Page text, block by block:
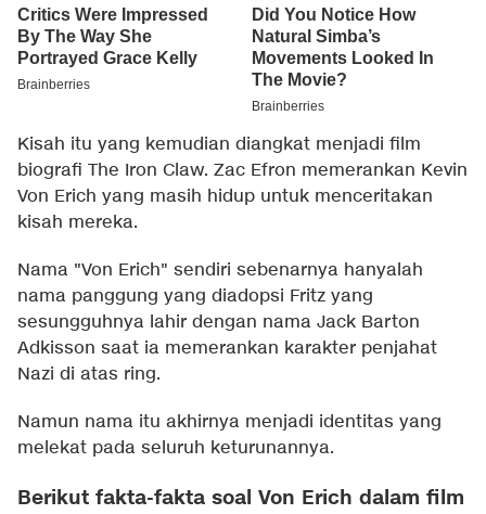
Kisah itu yang kemudian diangkat menjadi film
biografi The Iron Claw. Zac Efron memerankan Kevin
Von Erich yang masih hidup untuk menceritakan
kisah mereka.
Nama "Von Erich" sendiri sebenarnya hanyalah
nama panggung yang diadopsi Fritz yang
sesungguhnya lahir dengan nama Jack Barton
Adkisson saat ia memerankan karakter penjahat
Nazi di atas ring.
Namun nama itu akhirnya menjadi identitas yang
melekat pada seluruh keturunannya.
Berikut fakta-fakta soal Von Erich dalam film